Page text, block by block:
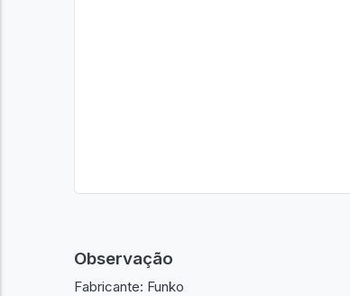
Observação
Fabricante: Funko